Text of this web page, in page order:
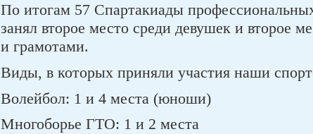
По итогам 57 Спартакиады
занял второе место среди девушек и второе
и грамотами.
Виды, в которых приняли участия наши
Волейбол: 1 и 4 места (юноши)
Многоборье ГТО: 1 и 2 места